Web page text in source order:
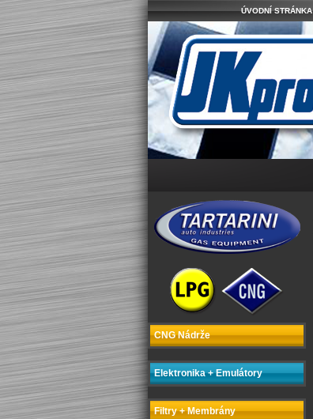
ÚVODNÍ STRÁNKA
CNG Nádrže
Elektronika + Emulátory
Filtry + Membrány